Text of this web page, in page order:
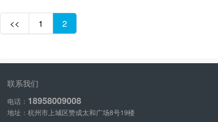
<< 1 2
联系我们
电话： 18958009008
地址：杭州市上城区赞成太和广场8号19楼